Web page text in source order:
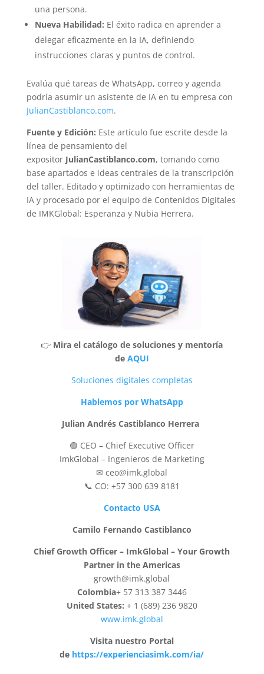
una persona.
Nueva Habilidad: El éxito radica en aprender a
delegar eficazmente en la IA, definiendo
instrucciones claras y puntos de control.
Evalúa qué tareas de WhatsApp, correo y agenda
podría asumir un asistente de IA en tu empresa con
JulianCastiblanco.com.
Fuente y Edición: Este artículo fue escrite desde la
línea de pensamiento del
expositor JulianCastiblanco.com, tomando como
base apartados e ideas centrales de la transcripción
del taller. Editado y optimizado con herramientas de
IA y procesado por el equipo de Contenidos Digitales
de IMKGlobal: Esperanza y Nubia Herrera.
👉 Mira el catálogo de soluciones y mentoría
de AQUI
Soluciones digitales completas
Hablemos por WhatsApp
Julian Andrés Castiblanco Herrera
🟢 CEO – Chief Executive Officer
ImkGlobal – Ingenieros de Marketing
✉ ceo@imk.global
📞 CO: +57 300 639 8181
Contacto USA
Camilo Fernando Castiblanco
Chief Growth Officer – ImkGlobal – Your Growth
Partner in the Americas
growth@imk.global
Colombia+ 57 313 387 3446
United States: + 1 (689) 236 9820
www.imk.global
Visita nuestro Portal
de https://experienciasimk.com/ia/